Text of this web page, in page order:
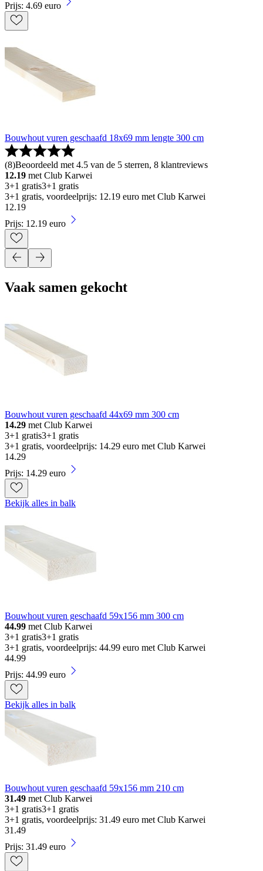
Prijs: 4.69 euro
Bouwhout vuren geschaafd 18x69 mm lengte 300 cm
(8)Beoordeeld met 4.5 van de 5 sterren, 8 klantreviews
12.19 met Club Karwei
3+1 gratis3+1 gratis
3+1 gratis, voordeelprijs: 12.19 euro met Club Karwei
12.19
Prijs: 12.19 euro
Vaak samen gekocht
Bouwhout vuren geschaafd 44x69 mm 300 cm
14.29 met Club Karwei
3+1 gratis3+1 gratis
3+1 gratis, voordeelprijs: 14.29 euro met Club Karwei
14.29
Prijs: 14.29 euro
Bekijk alles in balk
Bouwhout vuren geschaafd 59x156 mm 300 cm
44.99 met Club Karwei
3+1 gratis3+1 gratis
3+1 gratis, voordeelprijs: 44.99 euro met Club Karwei
44.99
Prijs: 44.99 euro
Bekijk alles in balk
Bouwhout vuren geschaafd 59x156 mm 210 cm
31.49 met Club Karwei
3+1 gratis3+1 gratis
3+1 gratis, voordeelprijs: 31.49 euro met Club Karwei
31 .49
Prijs: 31.49 euro